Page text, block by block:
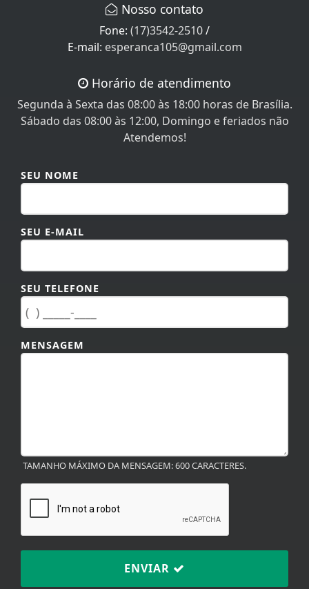
Nosso contato
Fone: (17)3542-2510/
E-mail: esperanca105@gmail.com
Horário de atendimento
Segunda à Sexta das 08:00 às 18:00 horas de Brasília.
Sábado das 08:00 às 12:00, Domingo e feriados não
Atendemos!
SEU NOME
SEU E-MAIL
SEU TELEFONE
MENSAGEM
TAMANHO MÁXIMO DA MENSAGEM: 600 CARACTERES.
ENVIAR